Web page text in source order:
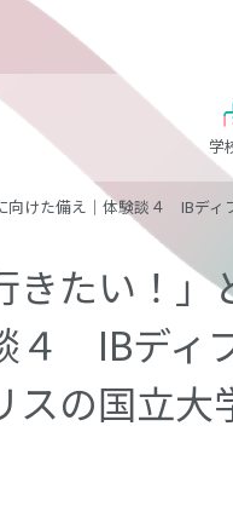
学
けた備え｜体験談４ IBデ
たい！」
４ IBディ
スの国立大